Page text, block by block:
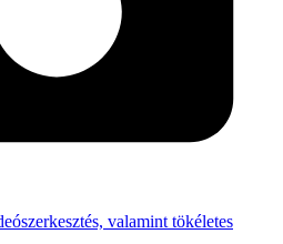
valamint tökéletes